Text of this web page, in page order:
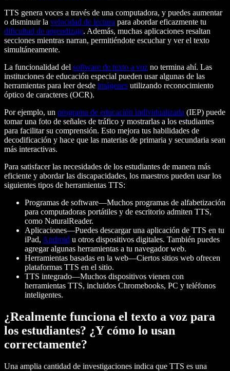
TTS genera voces a través de una computadora, y puedes aumentar
o disminuir la velocidad de lectura para abordar eficazmente tu
dificultad de aprendizaje. Además, muchas aplicaciones resaltan
secciones mientras narran, permitiéndote escuchar y ver el texto
simultáneamente.
La funcionalidad del software de texto a voz no termina ahí. Las
instituciones de educación especial pueden usar algunas de las
herramientas para leer desde imágenes utilizando reconocimiento
óptico de caracteres (OCR).
Por ejemplo, un programa de educación individualizada (IEP) puede
tomar una foto de señales de tráfico y mostrarlas a los estudiantes
para facilitar su comprensión. Esto mejora tus habilidades de
decodificación y hace que las materias de primaria y secundaria sean
más interactivas.
Para satisfacer las necesidades de los estudiantes de manera más
eficiente y abordar las discapacidades, los maestros pueden usar los
siguientes tipos de herramientas TTS:
Programas de software—Muchos programas de alfabetización
para computadoras portátiles y de escritorio admiten TTS,
como NaturalReader.
Aplicaciones—Puedes descargar una aplicación de TTS en tu
iPad, Android u otros dispositivos digitales. También puedes
agregar algunas herramientas a tu navegador web.
Herramientas basadas en la web—Ciertos sitios web ofrecen
plataformas TTS en el sitio.
TTS integrado—Muchos dispositivos vienen con
herramientas TTS, incluidos Chromebooks, PC y teléfonos
inteligentes.
¿Realmente funciona el texto a voz para
los estudiantes? ¿Y cómo lo usan
correctamente?
Una amplia cantidad de investigaciones indica que TTS es una